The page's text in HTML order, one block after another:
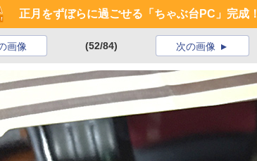
正月をずぼらに過ごせる「ちゃぶ台PC」完成！
画像 (52/84) 次の画像